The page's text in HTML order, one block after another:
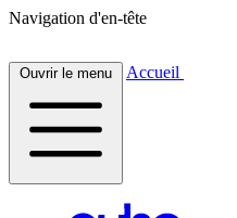
Navigation d'en-tête
Ouvrir le menu Accueil